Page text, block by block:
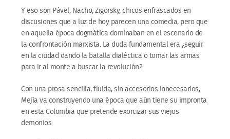
Y eso son Pável, Nacho, Zigorsky, chicos enfrascados en
discusiones que a luz de hoy parecen una comedia, pero que
en aquella época dogmática dominaban en el escenario de
la confrontación marxista. La duda fundamental era ¿seguir
en la ciudad dando la batalla dialéctica o tomar las armas
para ir al monte a buscar la revolución?
Con una prosa sencilla, fluida, sin accesorios innecesarios,
Mejía va construyendo una época que aún tiene su impronta
en esta Colombia que pretende exorcizar sus viejos
demonios.